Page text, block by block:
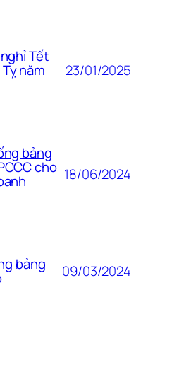
Tết
năm 23/01/2025
bảng
cho 18/06/2024
bảng 09/03/2024